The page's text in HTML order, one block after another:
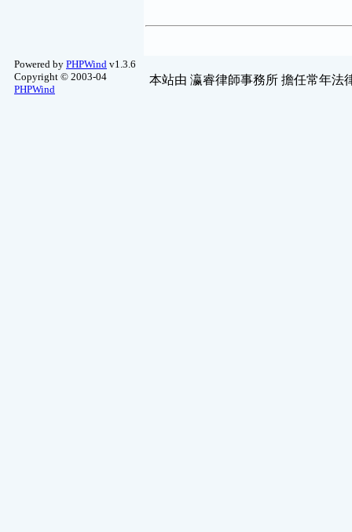
Powered by PHPWind v1.3.6
Copyright © 2003-04
PHPWind
本站由 瀛睿律師事務所 擔任常年法